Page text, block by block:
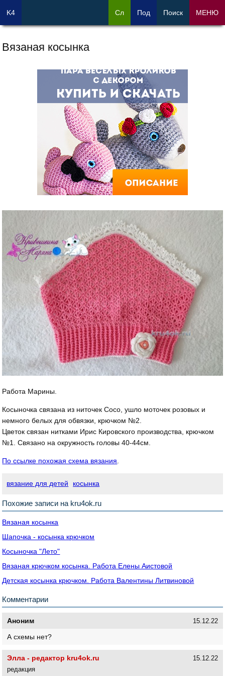
Вязаная косынка
Работа Марины.
Косыночка связана из ниточек Сосо, ушло моточек розовых и
немного белых для обвязки, крючком №2.
Цветок связан нитками Ирис Кировского производства, крючком
№1. Связано на окружность головы 40-44см.
По ссылке похожая схема вязания.
вязание для детей косынка
Похожие записи на kru4ok.ru
Вязаная косынка
Шапочка - косынка крючком
Косыночка "Лето"
Вязаная крючком косынка. Работа Елены Аистовой
Детская косынка крючком. Работа Валентины Литвиновой
Комментарии
Аноним 15.12.22
А схемы нет?
Элла - редактор kru4ok.ru
редакция
15.12.22
K4 Сл Под Поиск МЕНЮ